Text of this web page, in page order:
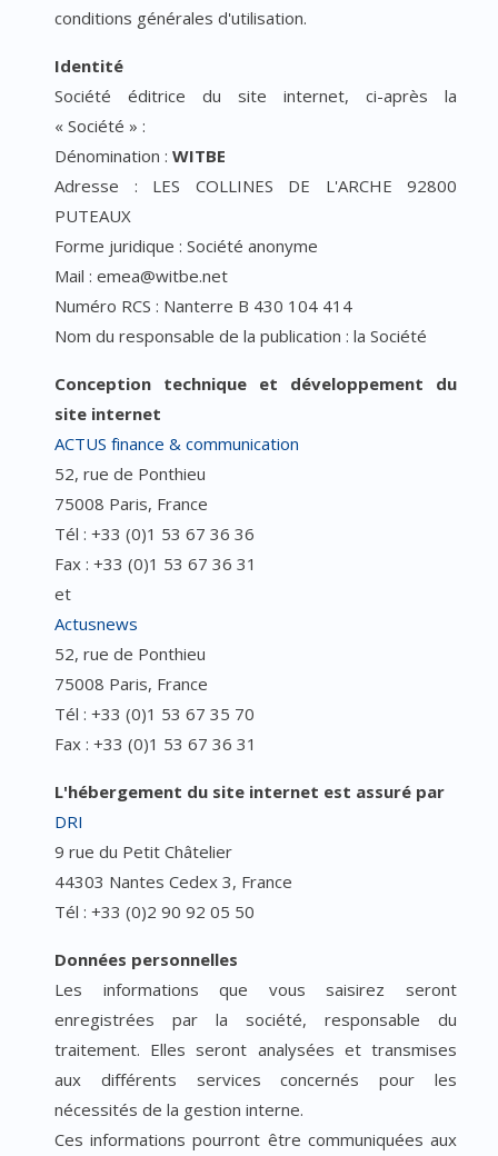
conditions générales d'utilisation.
Identité
Société éditrice du site internet, ci-après la
« Société » :
Dénomination : WITBE
Adresse : LES COLLINES DE L'ARCHE 92800
PUTEAUX
Forme juridique : Société anonyme
Mail : emea@witbe.net
Numéro RCS : Nanterre B 430 104 414
Nom du responsable de la publication : la Société
Conception technique et développement du
site internet
ACTUS finance & communication
52, rue de Ponthieu
75008 Paris, France
Tél : +33 (0)1 53 67 36 36
Fax : +33 (0)1 53 67 36 31
et
Actusnews
52, rue de Ponthieu
75008 Paris, France
Tél : +33 (0)1 53 67 35 70
Fax : +33 (0)1 53 67 36 31
L'hébergement du site internet est assuré par
DRI
9 rue du Petit Châtelier
44303 Nantes Cedex 3, France
Tél : +33 (0)2 90 92 05 50
Données personnelles
Les informations que vous saisirez seront
enregistrées par la société, responsable du
traitement. Elles seront analysées et transmises
aux différents services concernés pour les
nécessités de la gestion interne.
Ces informations pourront être communiquées aux